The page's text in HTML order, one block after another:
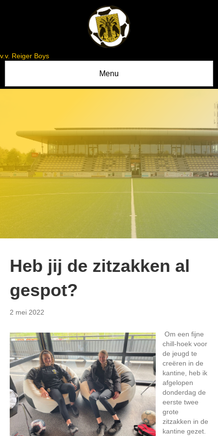
v.v. Reiger Boys
Menu
Heb jij de zitzakken al
gespot?
2 mei 2022
Om een fijne
chill-hoek voor
de jeugd te
creëren in de
kantine, heb ik
afgelopen
donderdag de
eerste twee
grote
zitzakken in de
kantine gezet.